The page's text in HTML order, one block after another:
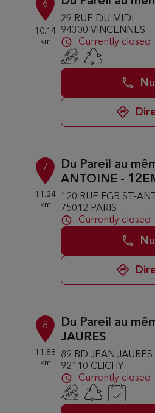
6
10.14
km
29 RUE DU MIDI
94300 VINCENNES
Currently closed
7
11.24
km
Du Pareil au
ANTOINE -
120 RUE FGB ST-
75012 PARIS
Currently closed
8
11.88
km
Du Pareil au
JAURES
89 BD JEAN JAURES
92110 CLICHY
Currently closed